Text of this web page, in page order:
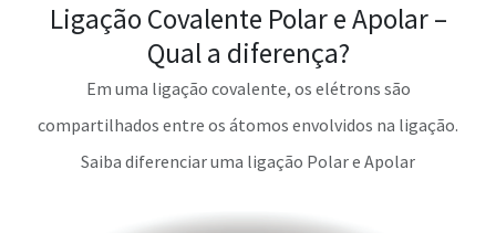
Ligação Covalente Polar e Apolar –
Qual a diferença?
Em uma ligação covalente, os elétrons são
compartilhados entre os átomos envolvidos na ligação.
Saiba diferenciar uma ligação Polar e Apolar